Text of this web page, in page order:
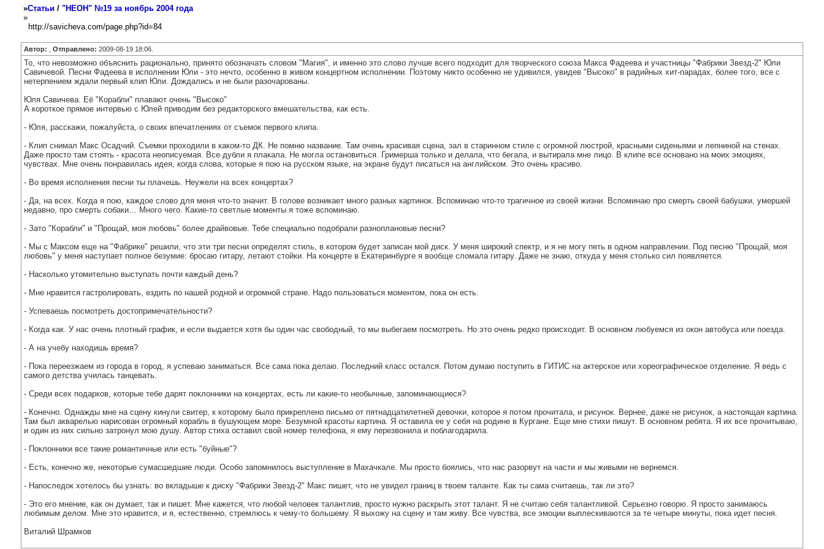
»Статьи / "НЕОН" №19 за ноябрь 2004 года
»
http://savicheva.com/page.php?id=84
Автор: Отправлено: 2009-08-19 18:06.
То, что невозможно объяснить рационально, принято обозначать словом "Магия", и именно это слово лучше всего подходит для творческого союза Макса Фадеева и участницы "Фабрики Звезд-2" Юли
Савичевой. Песни Фадеева в исполнении Юли - это нечто, особенно в живом концертном исполнении. Поэтому никто особенно не удивился, увидев "Высоко" в радийных хит-парадах, более того, все с
нетерпением ждали первый клип Юли. Дождались и не были разочарованы.
Юля Савичева. Её "Корабли" плавают очень "Высоко"
А короткое прямое интервью с Юлей приводим без редакторского вмешательства, как есть.
- Юля, расскажи, пожалуйста, о своих впечатлениях от съемок первого клипа.
- Клип снимал Макс Осадчий. Съемки проходили в каком-то ДК. Не помню название. Там очень красивая сцена, зал в старинном стиле с огромной люстрой, красными сиденьями и лепниной на стенах.
Даже просто там стоять - красота неописуемая. Все дубли я плакала. Не могла остановиться. Гримерша только и делала, что бегала, и вытирала мне лицо. В клипе все основано на моих эмоциях,
чувствах. Мне очень понравилась идея, когда слова, которые я пою на русском языке, на экране будут писаться на английском. Это очень красиво.
- Во время исполнения песни ты плачешь. Неужели на всех концертах?
- Да, на всех. Когда я пою, каждое слово для меня что-то значит. В голове возникает много разных картинок. Вспоминаю что-то трагичное из своей жизни. Вспоминаю про смерть своей бабушки, умершей
недавно, про смерть собаки… Много чего. Какие-то светлые моменты я тоже вспоминаю.
- Зато "Корабли" и "Прощай, моя любовь" более драйвовые. Тебе специально подобрали разноплановые песни?
- Мы с Максом еще на "Фабрике" решили, что эти три песни определят стиль, в котором будет записан мой диск. У меня широкий спектр, и я не могу петь в одном направлении. Под песню "Прощай, моя
любовь" у меня наступает полное безумие: бросаю гитару, летают стойки. На концерте в Екатеринбурге я вообще сломала гитару. Даже не знаю, откуда у меня столько сил появляется.
- Насколько утомительно выступать почти каждый день?
- Мне нравится гастролировать, ездить по нашей родной и огромной стране. Надо пользоваться моментом, пока он есть.
- Успеваешь посмотреть достопримечательности?
- Когда как. У нас очень плотный график, и если выдается хотя бы один час свободный, то мы выбегаем посмотреть. Но это очень редко происходит. В основном любуемся из окон автобуса или поезда.
- А на учебу находишь время?
- Пока переезжаем из города в город, я успеваю заниматься. Все сама пока делаю. Последний класс остался. Потом думаю поступить в ГИТИС на актерское или хореографическое отделение. Я ведь с
самого детства училась танцевать.
- Среди всех подарков, которые тебе дарят поклонники на концертах, есть ли какие-то необычные, запоминающиеся?
- Конечно. Однажды мне на сцену кинули свитер, к которому было прикреплено письмо от пятнадцатилетней девочки, которое я потом прочитала, и рисунок. Вернее, даже не рисунок, а настоящая картина.
Там был акварелью нарисован огромный корабль в бушующем море. Безумной красоты картина. Я оставила ее у себя на родине в Кургане. Еще мне стихи пишут. В основном ребята. Я их все прочитываю,
и один из них сильно затронул мою душу. Автор стиха оставил свой номер телефона, я ему перезвонила и поблагодарила.
- Поклонники все такие романтичные или есть "буйные"?
- Есть, конечно же, некоторые сумасшедшие люди. Особо запомнилось выступление в Махачкале. Мы просто боялись, что нас разорвут на части и мы живыми не вернемся.
- Напоследок хотелось бы узнать: во вкладыше к диску "Фабрики Звезд-2" Макс пишет, что не увидел границ в твоем таланте. Как ты сама считаешь, так ли это?
- Это его мнение, как он думает, так и пишет. Мне кажется, что любой человек талантлив, просто нужно раскрыть этот талант. Я не считаю себя талантливой. Серьезно говорю. Я просто занимаюсь
любимым делом. Мне это нравится, и я, естественно, стремлюсь к чему-то большему. Я выхожу на сцену и там живу. Все чувства, все эмоции выплескиваются за те четыре минуты, пока идет песня.
Виталий Шрамков